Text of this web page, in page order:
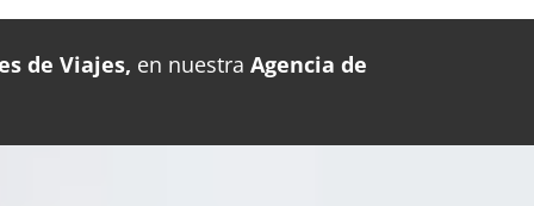
de Viajes, en nuestra Agencia de